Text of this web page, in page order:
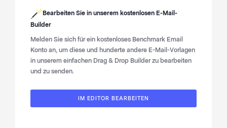
Bearbeiten Sie in unserem kostenlosen E-Mail-
Builder
Melden Sie sich für ein kostenloses Benchmark Email
Konto an, um diese und hunderte andere E-Mail-Vorlagen
in unserem einfachen Drag & Drop Builder zu bearbeiten
und zu senden.
IM EDITOR BEARBEITEN